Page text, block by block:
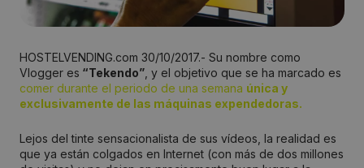
HOSTELVENDING.com 30/10/2017.- Su nombre como
Vlogger es “Tekendo” , y el objetivo que se ha marcado es
comer durante el periodo de una semana única y
exclusivamente de las máquinas expendedoras.
Lejos del tinte sensacionalista de sus vídeos, la realidad es
que ya están colgados en Internet (con más de dos millones